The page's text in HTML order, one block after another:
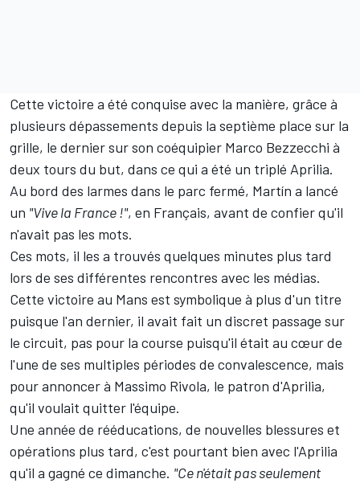
Cette victoire a été conquise avec la manière, grâce à
plusieurs dépassements depuis la septième place sur la
grille, le dernier sur son coéquipier Marco Bezzecchi à
deux tours du but, dans ce qui a été un triplé Aprilia.
Au bord des larmes dans le parc fermé, Martín a lancé
un "Vive la France!", en Français, avant de confier qu'il
n'avait pas les mots.
Ces mots, il les a trouvés quelques minutes plus tard
lors de ses différentes rencontres avec les médias.
Cette victoire au Mans est symbolique à plus d'un titre
puisque l'an dernier, il avait fait un discret passage sur
le circuit, pas pour la course puisqu'il était au cœur de
l'une de ses multiples périodes de convalescence, mais
pour annoncer à Massimo Rivola, le patron d'Aprilia,
qu'il voulait quitter l'équipe.
Une année de rééducations, de nouvelles blessures et
opérations plus tard, c'est pourtant bien avec l'Aprilia
qu'il a gagné ce dimanche. "Ce n'était pas seulement